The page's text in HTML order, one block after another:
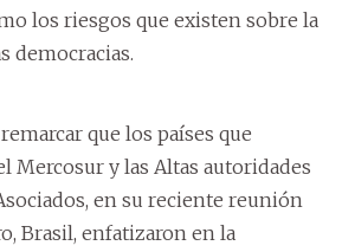
los riesgos que existen sobre la
democracias.
que los países que
Mercosur y las Altas autoridades
en su reciente reunión
Brasil, enfatizaron en la